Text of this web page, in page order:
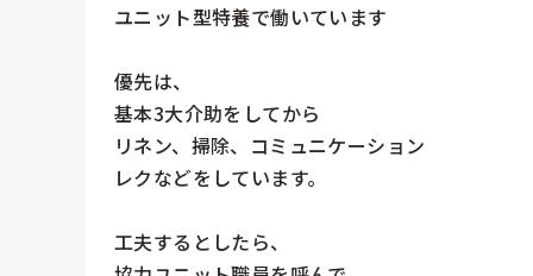
ユニット型特養で働いています
優先は、
基本3大介助をしてから
リネン、掃除、コミュニケーション
レクなどをしています。
工夫するとしたら、